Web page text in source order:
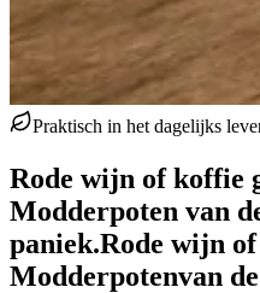
Praktisch in het dagelijks
Rode wijn of koffie
Modderpoten van
paniek.Rode wijn
Modderpotenvan